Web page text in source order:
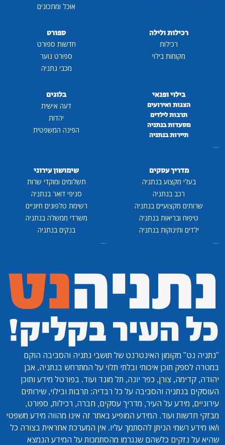
אוכל ומתכונים
רכילות ולילה
רכילות
מקומות בילוי
ספורט
חדשות ספורט
ספורט נוער
מכבי נתניה
בילוי ופנאי
הצגות ואירועים
תרבות לילדים
מסעדות בנתניה
תיירות בנתניה
...
בלוגים
דעה אישית
יהדות
הפינה המשפטית
מדריך עסקים
בעלי מקצוע בנתניה
רכב בנתניה
שרותים מקצועיים בנתניה
טיפוח ובריאות בנתניה
ילדים ותינוקות בנתניה
...
שימושון עירוני
תשלומים ומוקדי שרות
סניפי דואר בנתניה
רשימת טלפונים חיוניים
משרדי ממשלה בנתניה
בנקים בנתניה
...
"נתניה נט" מקומון האינטרנט של תושבי נתניה והסביבה הוקם
במטרה לספק תוכן איכותי ובלתי תלוי על המתרחש בנתניה, אבן
יהודה, קדימה, צורן, כפר יונה, תל מונד ועוד. בפורטל מידע ותוכן
העוסקים בנתניה והסביבה על כל רבדיה: תרבות ובילוי, שירותים
עירוניים, מידע על העיר, מדריך עסקים, חברה, רכילות, ספורט,
מבזקי חדשות ועוד. המידע המופיע באתר זה אינו מהווה מידע משפטי
ו/או מידע רשמי הניתן להסתמך עליו. אין המערכת אחראית בצורה כל
שהיא על נזקים כלשהם שנגרמו מהסתמכות על המידע הנמצא